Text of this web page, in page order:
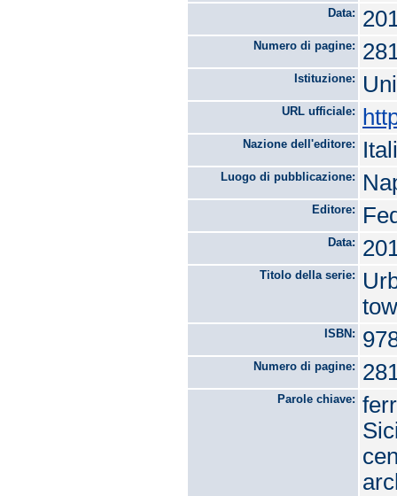
Data:
Numero di pagine:
Istituzione:
URL ufficiale:
Nazione dell'editore:
Luogo di pubblicazione:
Editore:
Data:
Titolo della serie:
ISBN:
Numero di pagine:
Parole chiave: